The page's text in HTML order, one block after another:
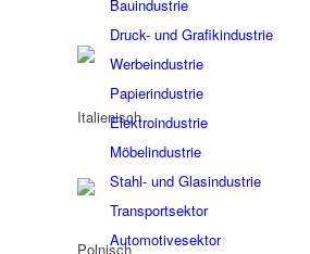
Bauindustrie
Druck- und Grafikindustrie
Werbeindustrie
Papierindustrie
Elektroindustrie
Möbelindustrie
Stahl- und Glasindustrie
Transportsektor
Automotivesektor